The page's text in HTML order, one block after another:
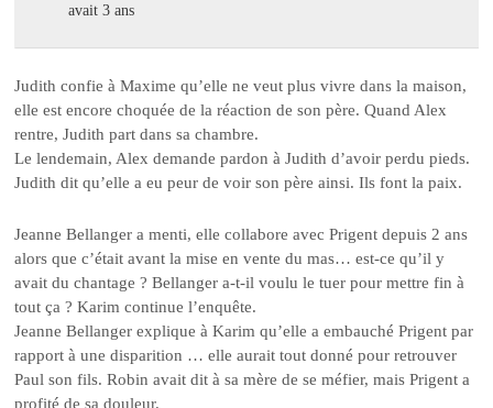
avait 3 ans
Judith confie à Maxime qu’elle ne veut plus vivre dans la maison,
elle est encore choquée de la réaction de son père. Quand Alex
rentre, Judith part dans sa chambre.
Le lendemain, Alex demande pardon à Judith d’avoir perdu pieds.
Judith dit qu’elle a eu peur de voir son père ainsi. Ils font la paix.
Jeanne Bellanger a menti, elle collabore avec Prigent depuis 2 ans
alors que c’était avant la mise en vente du mas… est-ce qu’il y
avait du chantage ? Bellanger a-t-il voulu le tuer pour mettre fin à
tout ça ? Karim continue l’enquête.
Jeanne Bellanger explique à Karim qu’elle a embauché Prigent par
rapport à une disparition … elle aurait tout donné pour retrouver
Paul son fils. Robin avait dit à sa mère de se méfier, mais Prigent a
profité de sa douleur.